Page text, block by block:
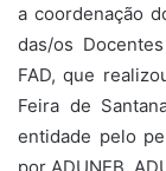
a coordenação
das/os
FAD, que
Feira de
entidade pelo
por ADUNEB,